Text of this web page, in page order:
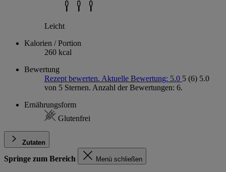
Leicht
Kalorien / Portion
260 kcal
Bewertung
Rezept bewerten. Aktuelle Bewertung: 5.0 5 (6) 5.0
von 5 Sternen. Anzahl der Bewertungen: 6.
Ernährungsform
Glutenfrei
Zutaten
Springe zum Bereich Menü schließen